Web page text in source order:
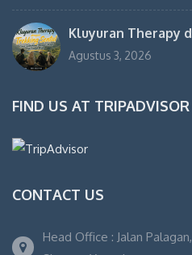
Kluyuran Therapy
Agustus 3, 2026
FIND US AT TRIPADVISOR
CONTACT US
Head Office : Jalan